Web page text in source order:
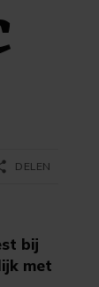
bij
met
DELEN